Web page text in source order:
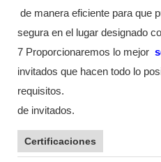
de manera eficiente para que
segura en el lugar designado
7 Proporcionaremos lo mejor
invitados que hacen todo lo
requisitos.
de invitados.
Certificaciones